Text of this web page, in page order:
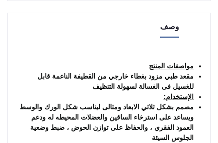
وصف
مواصفات المنتج
مقعد طبي مزود بغطاء خارجي من القطيفة الناعمة قابل
للغسيل فى الغسالة لسهولة التنظيف
الإستخدام:
مصمم بشكل ثلاثي الابعاد ومثالى ليناسب شكل الورك والوسط
ويساعد على استرخاء الساقين والعضلات المحيطه له ودعم
العمود الفقري ، والحفاظ على توازن الحوض ، ضبط وضعية
الجلوس السيئة